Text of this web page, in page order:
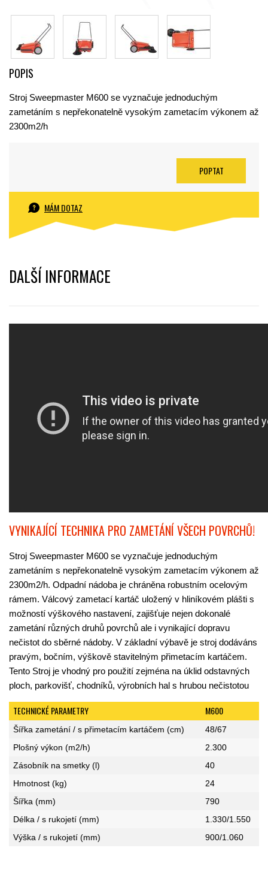
POPIS
Stroj Sweepmaster M600 se vyznačuje jednoduchým
zametáním s nepřekonatelně vysokým zametacím výkonem až
2300m2/h
POPTAT
MÁM DOTAZ
DALŠÍ INFORMACE
VYNIKAJÍCÍ TECHNIKA PRO ZAMETÁNÍ VŠECH POVRCHŮ!
Stroj Sweepmaster M600 se vyznačuje jednoduchým
zametáním s nepřekonatelně vysokým zametacím výkonem až
2300m2/h. Odpadní nádoba je chráněna robustním ocelovým
rámem. Válcový zametací kartáč uložený v hliníkovém plášti s
možností výškového nastavení, zajišťuje nejen dokonalé
zametání různých druhů povrchů ale i vynikající dopravu
nečistot do sběrné nádoby. V základní výbavě je stroj dodáváns
pravým, bočním, výškově stavitelným přimetacím kartáčem.
Tento Stroj je vhodný pro použití zejména na úklid odstavných
ploch, parkovišť, chodníků, výrobních hal s hrubou nečistotou
TECHNICKÉ PARAMETRY M600
Šířka zametání / s přimetacím kartáčem (cm)
48/67
Plošný výkon (m2/h)
2.300
Zásobník na smetky (l)
40
Hmotnost (kg)
24
Šířka (mm)
790
Délka / s rukojetí (mm)
1.330/1.550
Výška / s rukojetí (mm)
900/1.060